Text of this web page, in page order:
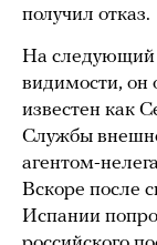
получил отказ.
На следующий
видимости, он
известен как
Службы
агентом-
Вскоре после
Испании